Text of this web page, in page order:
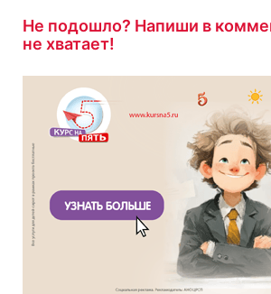
Не подошло? Напиши в
не хватает!